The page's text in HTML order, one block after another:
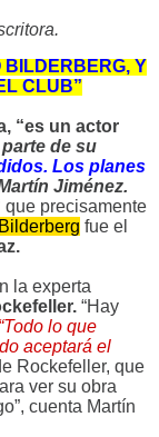
BILDERBERG, Y
CLUB”
“es un actor
de su
Los planes
Jiménez.
que precisamente
fue el
la experta
“Hay
“Todo lo que
aceptará el
Rockefeller, que
ver su obra
cuenta Martín